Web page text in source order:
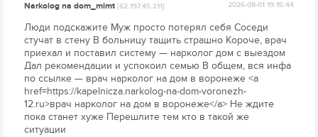
Narkolog na dom_mimt[62.197.45.211] 2026-08-01 19:15:44
Люди подскажите Муж просто потерял себя Соседи
стучат в стену В больницу тащить страшно Короче, врач
приехал и поставил систему — нарколог дом с выездом
Дал рекомендации и успокоил семью В общем, вся инфа
по ссылке — врач нарколог на дом в воронеже <a
href=https://kapelnicza.narkolog-na-dom-voronezh-
12.ru>врач нарколог на дом в воронеже</a> Не ждите
пока станет хуже Перешлите тем кто в такой же
ситуации